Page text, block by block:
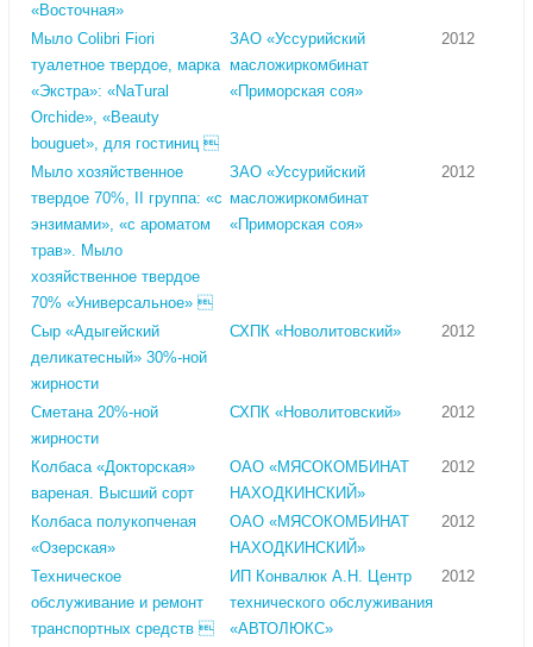
«Восточная»
Мыло Сolibri Fiori
туалетное твердое, марка
«Экстра»: «NaTural
Orchide», «Beauty
bouguet», для гостиниц 
ЗАО «Уссурийский
масложиркомбинат
«Приморская соя»
2012
Мыло хозяйственное
твердое 70%, II группа: «с
энзимами», «с ароматом
трав». Мыло
хозяйственное твердое
70% «Универсальное» 
ЗАО «Уссурийский
масложиркомбинат
«Приморская соя»
2012
Сыр «Адыгейский
деликатесный» 30%-ной
жирности
СХПК «Новолитовский» 2012
Сметана 20%-ной
жирности
СХПК «Новолитовский» 2012
Колбаса «Докторская»
вареная. Высший сорт
ОАО «МЯСОКОМБИНАТ
НАХОДКИНСКИЙ»
2012
Колбаса полукопченая
«Озерская»
ОАО «МЯСОКОМБИНАТ
НАХОДКИНСКИЙ»
2012
Техническое
обслуживание и ремонт
транспортных средств 
ИП Конвалюк А.Н. Центр
технического обслуживания
«АВТОЛЮКС»
2012